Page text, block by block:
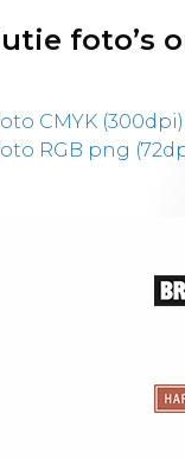
foto’s
CMYK (300dpi)
RGB png